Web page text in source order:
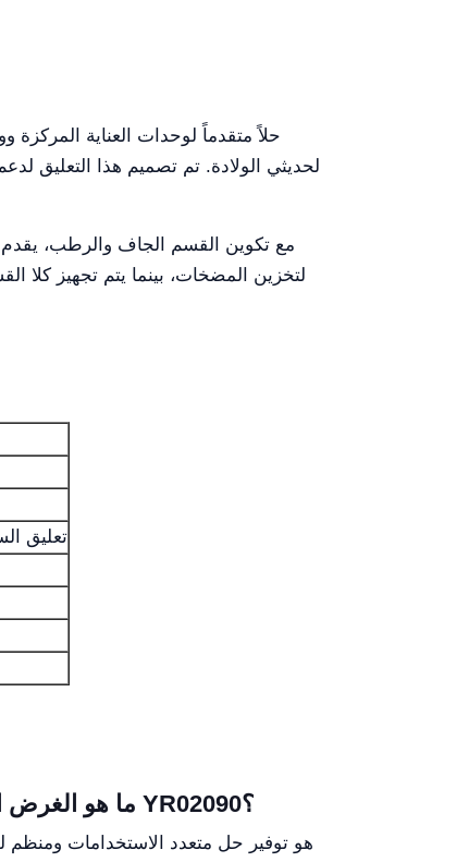
لحديثي الولادة. تم تصميم هذا التعليق
مع تكوين القسم الجاف والرطب،
لتخزين المضخات، بينما يتم تجهيز كلا
تعليق
ما هو الغرض الرئيسي من تعليق السقف لوحدة العناية المركزة / وحدة العناية المركزة لحديثي الولادة YR02090؟